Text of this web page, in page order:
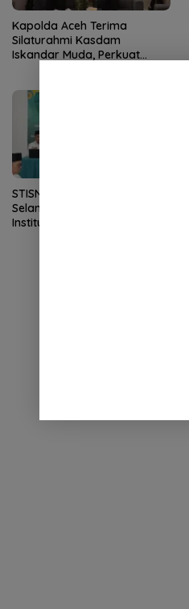
Kapolda Aceh Terima
Silaturahmi Kasdam
Iskandar Muda, Perkuat
STISNU Aceh Lolos Visitasi,
Selangkah Lagi Resmi Jadi
Institut